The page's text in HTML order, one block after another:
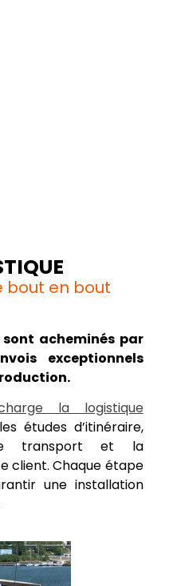
bout en bout
sont acheminés par
exceptionnels
la logistique
études d’itinéraire,
transport et la
client. Chaque étape
une installation